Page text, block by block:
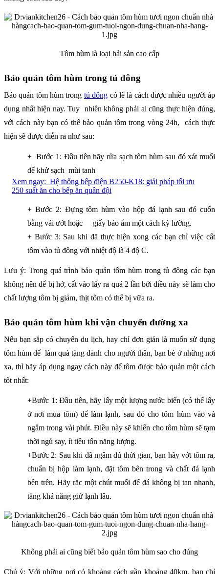
Tôm hùm là loại hải sản cao cấp
Bảo quản tôm hùm trong tủ đông
Bảo quản tôm hùm trong tủ đông có lẽ là cách được nhiều người áp
dụng nhất hiện nay. Tuy nhiên không phải ai cũng thực hiện đúng,
với cách này bạn có thể bảo quản tôm trong vòng 24h, cách thực
hiện sẽ được diễn ra như sau:
+ Bước 1: Đầu tiên hãy rửa sạch tôm hùm sau đó xát muối
để khử sạch mùi tanh
Xem ngay: Hệ thống bếp điện B250-K18: giải pháp tối ưu
250 suất ăn cho bếp ăn quân đội
+ Bước 2: Đựng tôm hùm vào hộp đá lạnh sau đó cuốn
bằng vải ướt hoặc giấy báo ẩm một cách kỹ lưỡng.
+ Bước 3: Sau khi đã thực hiện xong các bạn chỉ việc cất
tôm vào tủ đông với nhiệt độ là 4 độ C.
Lưu ý: Trong quá trình bảo quản tôm hùm trong tủ đông các bạn
không nên để bị hở, cất vào lấy ra quá 2 lần bởi điều này sẽ làm cho
chất lượng tôm bị giảm, thịt tôm có thể bị vữa ra.
Bảo quản tôm hùm khi vận chuyển đường xa
Nếu bạn sắp có chuyến du lịch, hay chỉ đơn giản là muốn sử dụng
tôm hùm để làm quà tặng dành cho người thân, bạn bè ở những nơi
xa, thì hãy áp dụng ngay cách này để tôm được bảo quản một cách
tốt nhất:
+Bước 1: Đầu tiên, hãy lấy một lượng nước biển (có thể lấy
ở nơi mua tôm) để làm lạnh, sau đó cho tôm hùm vào và
ngâm trong vài phút. Điều này sẽ khiến cho tôm hùm sẽ tạm
thời ngủ say, ít tiêu tốn năng lượng.
+Bước 2: Sau khi đã ngâm đủ thời gian, bạn hãy vớt tôm ra,
chuẩn bị hộp làm lạnh, đặt tôm bên trong và chất đá lạnh
bên trên. Hãy rắc một chút muối để đá không bị tan nhanh,
tăng khả năng giữ lạnh lâu.
Không phải ai cũng biết bảo quản tôm hùm sao cho đúng
Chú ý: Với những nơi có khoảng cách gần khoảng 40km, bạn chỉ